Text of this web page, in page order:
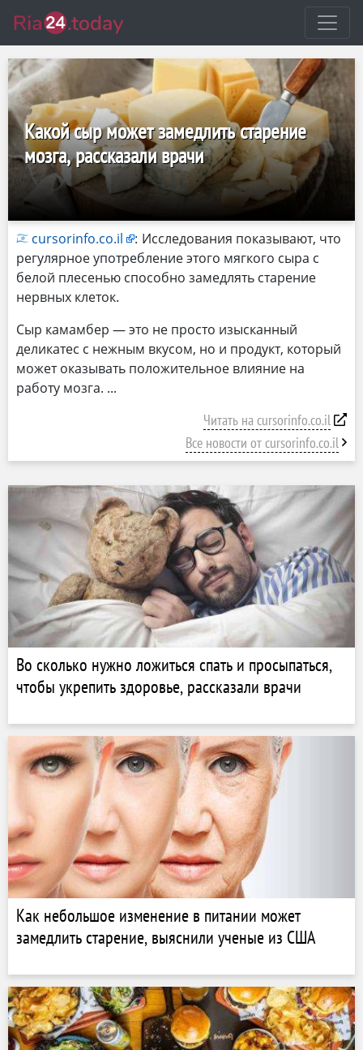
Какой сыр может замедлить старение
мозга, рассказали врачи
cursorinfo.co.il : Исследования показывают, что
регулярное употребление этого мягкого сыра с
белой плесенью способно замедлять старение
нервных клеток.
Сыр камамбер — это не просто изысканный
деликатес с нежным вкусом, но и продукт, который
может оказывать положительное влияние на
работу мозга.
Читать на cursorinfo.co.il
Все новости от cursorinfo.co.il
Во сколько нужно ложиться спать и просыпаться,
чтобы укрепить здоровье, рассказали врачи
Как небольшое изменение в питании может
замедлить старение, выяснили ученые из США